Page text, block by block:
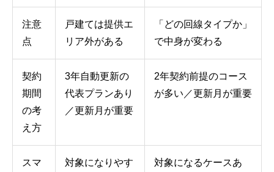
注意
点
戸建ては提供エ
リア外がある
「どの回線タイプか」
で中身が変わる
契約
期間
の考
え方
3年自動更新の
代表プランあり
／更新月が重要
2年契約前提のコース
が多い／更新月が重要
スマ
対象になりやす
対象になるケースあ